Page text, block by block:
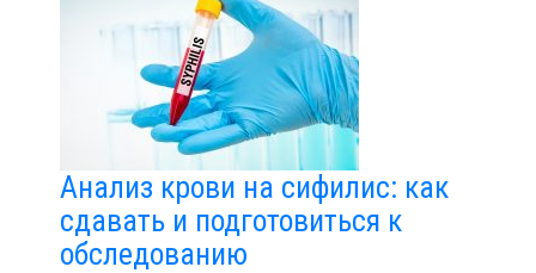
Анализ крови на сифилис: как
сдавать и подготовиться к
обследованию